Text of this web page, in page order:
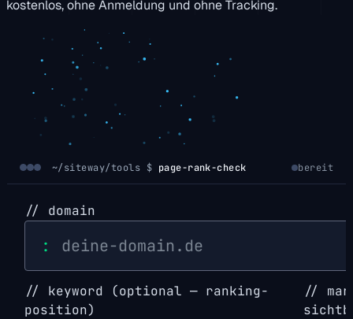
kostenlos, ohne Anmeldung und ohne Tracking.
~/siteway/tools $ page-rank-check bereit
// domain
:
// keyword
(optional — ranking-
position)
//